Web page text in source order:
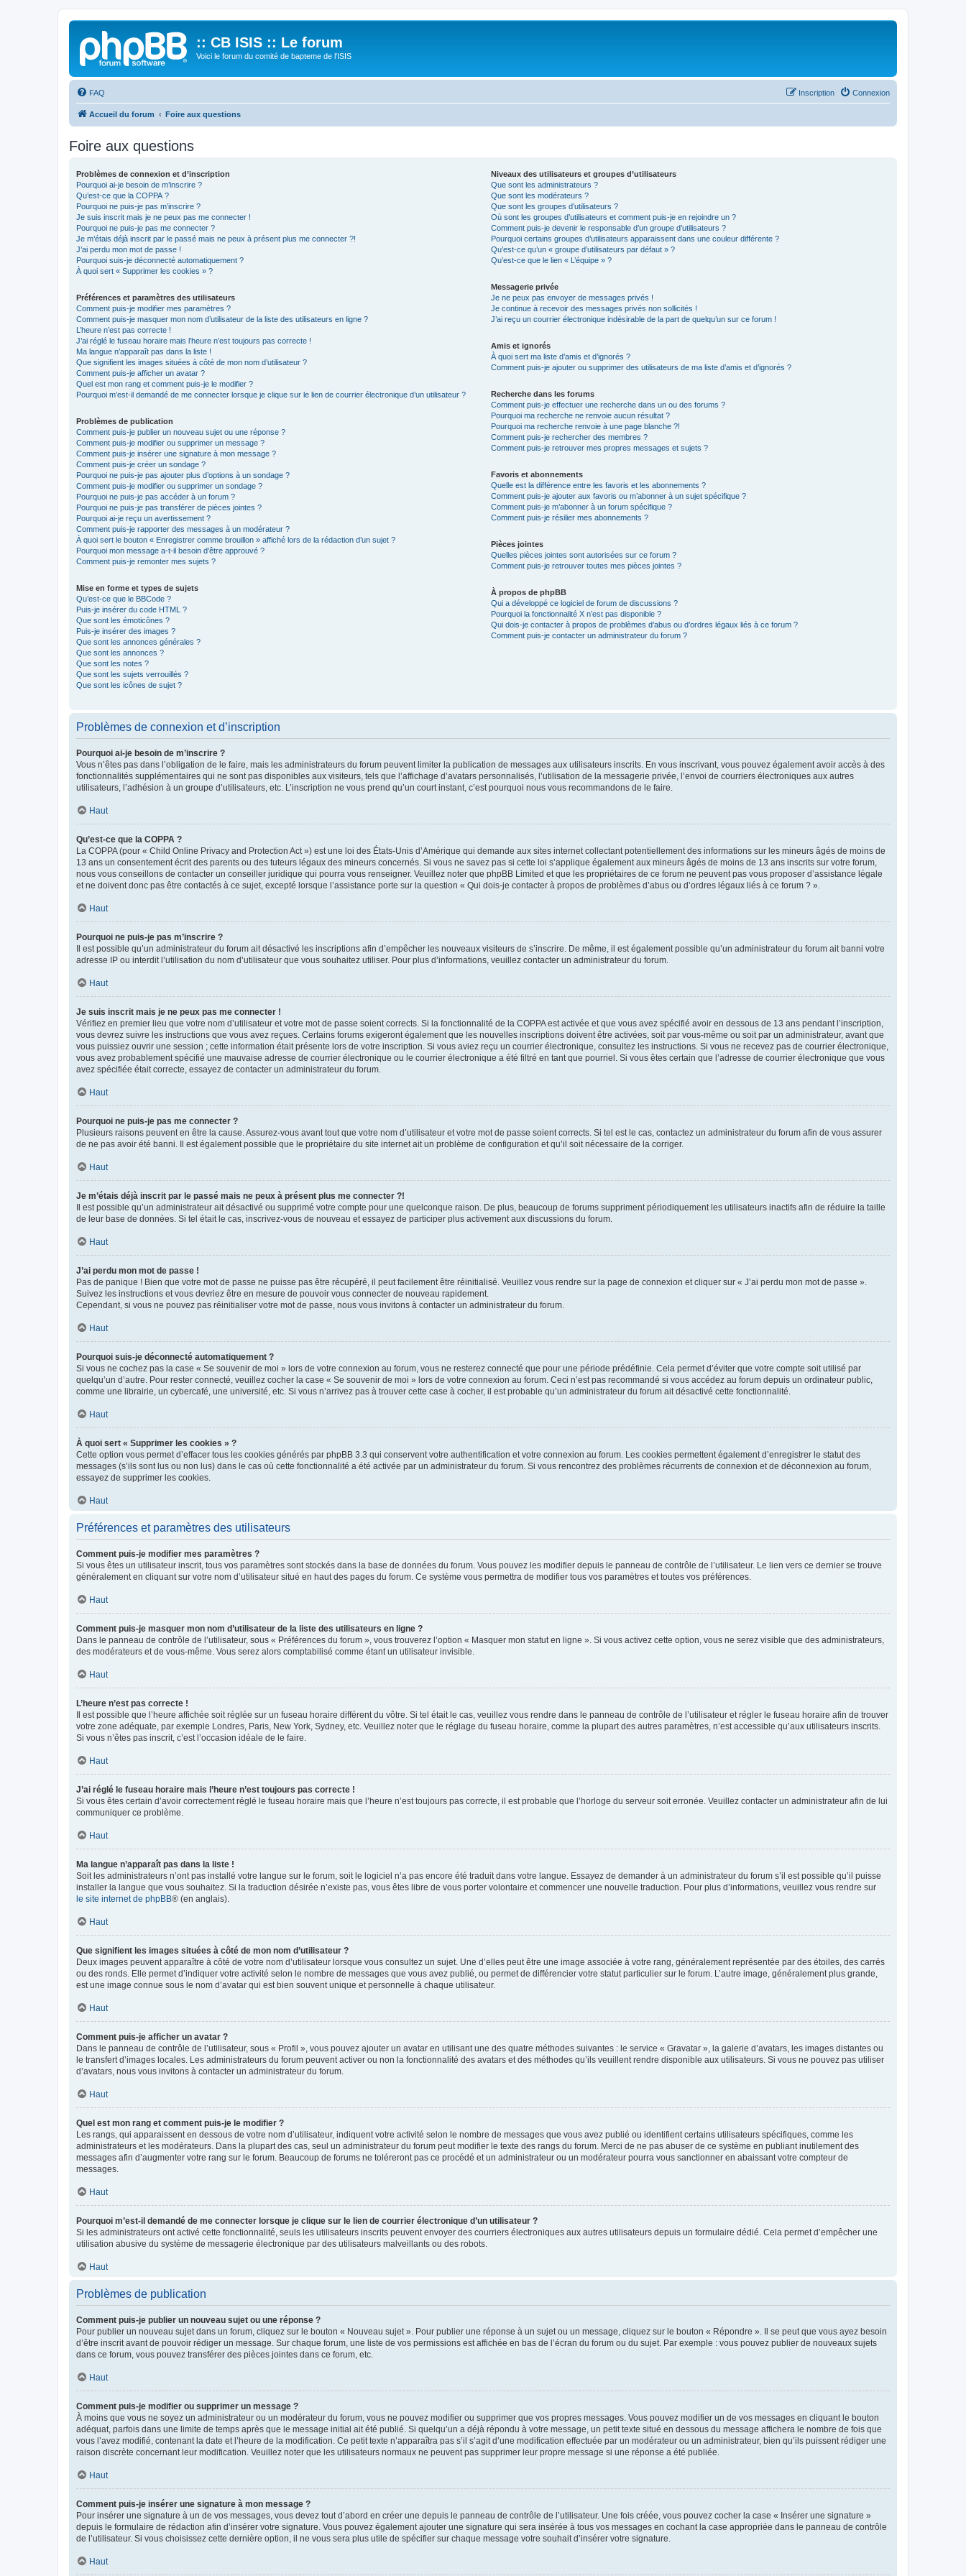
:: CB ISIS :: Le forum
Voici le forum du comité de bapteme de l'ISIS
FAQ Connexion
Inscription
Accueil du forum Foire aux questions
Foire aux questions
Problèmes de connexion et d’inscription
Pourquoi ai-je besoin de m’inscrire ?
Qu’est-ce que la COPPA ?
Pourquoi ne puis-je pas m’inscrire ?
Je suis inscrit mais je ne peux pas me connecter !
Pourquoi ne puis-je pas me connecter ?
Je m’étais déjà inscrit par le passé mais ne peux à présent plus me connecter ?!
J’ai perdu mon mot de passe !
Pourquoi suis-je déconnecté automatiquement ?
À quoi sert « Supprimer les cookies » ?
Préférences et paramètres des utilisateurs
Comment puis-je modifier mes paramètres ?
Comment puis-je masquer mon nom d’utilisateur de la liste des utilisateurs en ligne ?
L’heure n’est pas correcte !
J’ai réglé le fuseau horaire mais l’heure n’est toujours pas correcte !
Ma langue n’apparaît pas dans la liste !
Que signifient les images situées à côté de mon nom d’utilisateur ?
Comment puis-je afficher un avatar ?
Quel est mon rang et comment puis-je le modifier ?
Pourquoi m’est-il demandé de me connecter lorsque je clique sur le lien de courrier électronique d’un utilisateur ?
Problèmes de publication
Comment puis-je publier un nouveau sujet ou une réponse ?
Comment puis-je modifier ou supprimer un message ?
Comment puis-je insérer une signature à mon message ?
Comment puis-je créer un sondage ?
Pourquoi ne puis-je pas ajouter plus d’options à un sondage ?
Comment puis-je modifier ou supprimer un sondage ?
Pourquoi ne puis-je pas accéder à un forum ?
Pourquoi ne puis-je pas transférer de pièces jointes ?
Pourquoi ai-je reçu un avertissement ?
Comment puis-je rapporter des messages à un modérateur ?
À quoi sert le bouton « Enregistrer comme brouillon » affiché lors de la rédaction d’un sujet ?
Pourquoi mon message a-t-il besoin d’être approuvé ?
Comment puis-je remonter mes sujets ?
Mise en forme et types de sujets
Qu’est-ce que le BBCode ?
Puis-je insérer du code HTML ?
Que sont les émoticônes ?
Puis-je insérer des images ?
Que sont les annonces générales ?
Que sont les annonces ?
Que sont les notes ?
Que sont les sujets verrouillés ?
Que sont les icônes de sujet ?
Niveaux des utilisateurs et groupes d’utilisateurs
Que sont les administrateurs ?
Que sont les modérateurs ?
Que sont les groupes d’utilisateurs ?
Où sont les groupes d’utilisateurs et comment puis-je en rejoindre un ?
Comment puis-je devenir le responsable d’un groupe d’utilisateurs ?
Pourquoi certains groupes d’utilisateurs apparaissent dans une couleur différente ?
Qu’est-ce qu’un « groupe d’utilisateurs par défaut » ?
Qu’est-ce que le lien « L’équipe » ?
Messagerie privée
Je ne peux pas envoyer de messages privés !
Je continue à recevoir des messages privés non sollicités !
J’ai reçu un courrier électronique indésirable de la part de quelqu’un sur ce forum !
Amis et ignorés
À quoi sert ma liste d’amis et d’ignorés ?
Comment puis-je ajouter ou supprimer des utilisateurs de ma liste d’amis et d’ignorés ?
Recherche dans les forums
Comment puis-je effectuer une recherche dans un ou des forums ?
Pourquoi ma recherche ne renvoie aucun résultat ?
Pourquoi ma recherche renvoie à une page blanche ?!
Comment puis-je rechercher des membres ?
Comment puis-je retrouver mes propres messages et sujets ?
Favoris et abonnements
Quelle est la différence entre les favoris et les abonnements ?
Comment puis-je ajouter aux favoris ou m’abonner à un sujet spécifique ?
Comment puis-je m’abonner à un forum spécifique ?
Comment puis-je résilier mes abonnements ?
Pièces jointes
Quelles pièces jointes sont autorisées sur ce forum ?
Comment puis-je retrouver toutes mes pièces jointes ?
À propos de phpBB
Qui a développé ce logiciel de forum de discussions ?
Pourquoi la fonctionnalité X n’est pas disponible ?
Qui dois-je contacter à propos de problèmes d’abus ou d’ordres légaux liés à ce forum ?
Comment puis-je contacter un administrateur du forum ?
Problèmes de connexion et d’inscription
Pourquoi ai-je besoin de m’inscrire ?
Vous n’êtes pas dans l’obligation de le faire, mais les administrateurs du forum peuvent limiter la publication de messages aux utilisateurs inscrits. En vous inscrivant, vous pouvez également avoir accès à des
fonctionnalités supplémentaires qui ne sont pas disponibles aux visiteurs, tels que l’affichage d’avatars personnalisés, l’utilisation de la messagerie privée, l’envoi de courriers électroniques aux autres
utilisateurs, l’adhésion à un groupe d’utilisateurs, etc. L’inscription ne vous prend qu’un court instant, c’est pourquoi nous vous recommandons de le faire.
Haut
Qu’est-ce que la COPPA ?
La COPPA (pour « Child Online Privacy and Protection Act ») est une loi des États-Unis d’Amérique qui demande aux sites internet collectant potentiellement des informations sur les mineurs âgés de moins de
13 ans un consentement écrit des parents ou des tuteurs légaux des mineurs concernés. Si vous ne savez pas si cette loi s’applique également aux mineurs âgés de moins de 13 ans inscrits sur votre forum,
nous vous conseillons de contacter un conseiller juridique qui pourra vous renseigner. Veuillez noter que phpBB Limited et que les propriétaires de ce forum ne peuvent pas vous proposer d’assistance légale
et ne doivent donc pas être contactés à ce sujet, excepté lorsque l’assistance porte sur la question « Qui dois-je contacter à propos de problèmes d’abus ou d’ordres légaux liés à ce forum ? ».
Haut
Pourquoi ne puis-je pas m’inscrire ?
Il est possible qu’un administrateur du forum ait désactivé les inscriptions afin d’empêcher les nouveaux visiteurs de s’inscrire. De même, il est également possible qu’un administrateur du forum ait banni votre
adresse IP ou interdit l’utilisation du nom d’utilisateur que vous souhaitez utiliser. Pour plus d’informations, veuillez contacter un administrateur du forum.
Haut
Je suis inscrit mais je ne peux pas me connecter !
Vérifiez en premier lieu que votre nom d’utilisateur et votre mot de passe soient corrects. Si la fonctionnalité de la COPPA est activée et que vous avez spécifié avoir en dessous de 13 ans pendant l’inscription,
vous devrez suivre les instructions que vous avez reçues. Certains forums exigeront également que les nouvelles inscriptions doivent être activées, soit par vous-même ou soit par un administrateur, avant que
vous puissiez ouvrir une session ; cette information était présente lors de votre inscription. Si vous aviez reçu un courrier électronique, consultez les instructions. Si vous ne recevez pas de courrier électronique,
vous avez probablement spécifié une mauvaise adresse de courrier électronique ou le courrier électronique a été filtré en tant que pourriel. Si vous êtes certain que l’adresse de courrier électronique que vous
avez spécifiée était correcte, essayez de contacter un administrateur du forum.
Haut
Pourquoi ne puis-je pas me connecter ?
Plusieurs raisons peuvent en être la cause. Assurez-vous avant tout que votre nom d’utilisateur et votre mot de passe soient corrects. Si tel est le cas, contactez un administrateur du forum afin de vous assurer
de ne pas avoir été banni. Il est également possible que le propriétaire du site internet ait un problème de configuration et qu’il soit nécessaire de la corriger.
Haut
Je m’étais déjà inscrit par le passé mais ne peux à présent plus me connecter ?!
Il est possible qu’un administrateur ait désactivé ou supprimé votre compte pour une quelconque raison. De plus, beaucoup de forums suppriment périodiquement les utilisateurs inactifs afin de réduire la taille
de leur base de données. Si tel était le cas, inscrivez-vous de nouveau et essayez de participer plus activement aux discussions du forum.
Haut
J’ai perdu mon mot de passe !
Pas de panique ! Bien que votre mot de passe ne puisse pas être récupéré, il peut facilement être réinitialisé. Veuillez vous rendre sur la page de connexion et cliquer sur « J’ai perdu mon mot de passe ».
Suivez les instructions et vous devriez être en mesure de pouvoir vous connecter de nouveau rapidement.
Cependant, si vous ne pouvez pas réinitialiser votre mot de passe, nous vous invitons à contacter un administrateur du forum.
Haut
Pourquoi suis-je déconnecté automatiquement ?
Si vous ne cochez pas la case « Se souvenir de moi » lors de votre connexion au forum, vous ne resterez connecté que pour une période prédéfinie. Cela permet d’éviter que votre compte soit utilisé par
quelqu’un d’autre. Pour rester connecté, veuillez cocher la case « Se souvenir de moi » lors de votre connexion au forum. Ceci n’est pas recommandé si vous accédez au forum depuis un ordinateur public,
comme une librairie, un cybercafé, une université, etc. Si vous n’arrivez pas à trouver cette case à cocher, il est probable qu’un administrateur du forum ait désactivé cette fonctionnalité.
Haut
À quoi sert « Supprimer les cookies » ?
Cette option vous permet d’effacer tous les cookies générés par phpBB 3.3 qui conservent votre authentification et votre connexion au forum. Les cookies permettent également d’enregistrer le statut des
messages (s’ils sont lus ou non lus) dans le cas où cette fonctionnalité a été activée par un administrateur du forum. Si vous rencontrez des problèmes récurrents de connexion et de déconnexion au forum,
essayez de supprimer les cookies.
Haut
Préférences et paramètres des utilisateurs
Comment puis-je modifier mes paramètres ?
Si vous êtes un utilisateur inscrit, tous vos paramètres sont stockés dans la base de données du forum. Vous pouvez les modifier depuis le panneau de contrôle de l’utilisateur. Le lien vers ce dernier se trouve
généralement en cliquant sur votre nom d’utilisateur situé en haut des pages du forum. Ce système vous permettra de modifier tous vos paramètres et toutes vos préférences.
Haut
Comment puis-je masquer mon nom d’utilisateur de la liste des utilisateurs en ligne ?
Dans le panneau de contrôle de l’utilisateur, sous « Préférences du forum », vous trouverez l’option « Masquer mon statut en ligne ». Si vous activez cette option, vous ne serez visible que des administrateurs,
des modérateurs et de vous-même. Vous serez alors comptabilisé comme étant un utilisateur invisible.
Haut
L’heure n’est pas correcte !
Il est possible que l’heure affichée soit réglée sur un fuseau horaire différent du vôtre. Si tel était le cas, veuillez vous rendre dans le panneau de contrôle de l’utilisateur et régler le fuseau horaire afin de trouver
votre zone adéquate, par exemple Londres, Paris, New York, Sydney, etc. Veuillez noter que le réglage du fuseau horaire, comme la plupart des autres paramètres, n’est accessible qu’aux utilisateurs inscrits.
Si vous n’êtes pas inscrit, c’est l’occasion idéale de le faire.
Haut
J’ai réglé le fuseau horaire mais l’heure n’est toujours pas correcte !
Si vous êtes certain d’avoir correctement réglé le fuseau horaire mais que l’heure n’est toujours pas correcte, il est probable que l’horloge du serveur soit erronée. Veuillez contacter un administrateur afin de lui
communiquer ce problème.
Haut
Ma langue n’apparaît pas dans la liste !
Soit les administrateurs n’ont pas installé votre langue sur le forum, soit le logiciel n’a pas encore été traduit dans votre langue. Essayez de demander à un administrateur du forum s’il est possible qu’il puisse
installer la langue que vous souhaitez. Si la traduction désirée n’existe pas, vous êtes libre de vous porter volontaire et commencer une nouvelle traduction. Pour plus d’informations, veuillez vous rendre sur
le site internet de phpBB® (en anglais).
Haut
Que signifient les images situées à côté de mon nom d’utilisateur ?
Deux images peuvent apparaître à côté de votre nom d’utilisateur lorsque vous consultez un sujet. Une d’elles peut être une image associée à votre rang, généralement représentée par des étoiles, des carrés
ou des ronds. Elle permet d’indiquer votre activité selon le nombre de messages que vous avez publié, ou permet de différencier votre statut particulier sur le forum. L’autre image, généralement plus grande,
est une image connue sous le nom d’avatar qui est bien souvent unique et personnelle à chaque utilisateur.
Haut
Comment puis-je afficher un avatar ?
Dans le panneau de contrôle de l’utilisateur, sous « Profil », vous pouvez ajouter un avatar en utilisant une des quatre méthodes suivantes : le service « Gravatar », la galerie d’avatars, les images distantes ou
le transfert d’images locales. Les administrateurs du forum peuvent activer ou non la fonctionnalité des avatars et des méthodes qu’ils veuillent rendre disponible aux utilisateurs. Si vous ne pouvez pas utiliser
d’avatars, nous vous invitons à contacter un administrateur du forum.
Haut
Quel est mon rang et comment puis-je le modifier ?
Les rangs, qui apparaissent en dessous de votre nom d’utilisateur, indiquent votre activité selon le nombre de messages que vous avez publié ou identifient certains utilisateurs spécifiques, comme les
administrateurs et les modérateurs. Dans la plupart des cas, seul un administrateur du forum peut modifier le texte des rangs du forum. Merci de ne pas abuser de ce système en publiant inutilement des
messages afin d’augmenter votre rang sur le forum. Beaucoup de forums ne toléreront pas ce procédé et un administrateur ou un modérateur pourra vous sanctionner en abaissant votre compteur de
messages.
Haut
Pourquoi m’est-il demandé de me connecter lorsque je clique sur le lien de courrier électronique d’un utilisateur ?
Si les administrateurs ont activé cette fonctionnalité, seuls les utilisateurs inscrits peuvent envoyer des courriers électroniques aux autres utilisateurs depuis un formulaire dédié. Cela permet d’empêcher une
utilisation abusive du système de messagerie électronique par des utilisateurs malveillants ou des robots.
Haut
Problèmes de publication
Comment puis-je publier un nouveau sujet ou une réponse ?
Pour publier un nouveau sujet dans un forum, cliquez sur le bouton « Nouveau sujet ». Pour publier une réponse à un sujet ou un message, cliquez sur le bouton « Répondre ». Il se peut que vous ayez besoin
d’être inscrit avant de pouvoir rédiger un message. Sur chaque forum, une liste de vos permissions est affichée en bas de l’écran du forum ou du sujet. Par exemple : vous pouvez publier de nouveaux sujets
dans ce forum, vous pouvez transférer des pièces jointes dans ce forum, etc.
Haut
Comment puis-je modifier ou supprimer un message ?
À moins que vous ne soyez un administrateur ou un modérateur du forum, vous ne pouvez modifier ou supprimer que vos propres messages. Vous pouvez modifier un de vos messages en cliquant le bouton
adéquat, parfois dans une limite de temps après que le message initial ait été publié. Si quelqu’un a déjà répondu à votre message, un petit texte situé en dessous du message affichera le nombre de fois que
vous l’avez modifié, contenant la date et l’heure de la modification. Ce petit texte n’apparaîtra pas s’il s’agit d’une modification effectuée par un modérateur ou un administrateur, bien qu’ils puissent rédiger une
raison discrète concernant leur modification. Veuillez noter que les utilisateurs normaux ne peuvent pas supprimer leur propre message si une réponse a été publiée.
Haut
Comment puis-je insérer une signature à mon message ?
Pour insérer une signature à un de vos messages, vous devez tout d’abord en créer une depuis le panneau de contrôle de l’utilisateur. Une fois créée, vous pouvez cocher la case « Insérer une signature »
depuis le formulaire de rédaction afin d’insérer votre signature. Vous pouvez également ajouter une signature qui sera insérée à tous vos messages en cochant la case appropriée dans le panneau de contrôle
de l’utilisateur. Si vous choisissez cette dernière option, il ne vous sera plus utile de spécifier sur chaque message votre souhait d’insérer votre signature.
Haut